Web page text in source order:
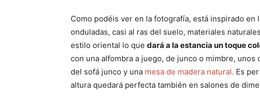
Como podéis ver en la fotografía, está inspirado
onduladas, casi al ras del suelo, materiales
estilo oriental lo que dará a la estancia un toque
con una alfombra a juego, de junco o mimbre,
del sofá junco y una mesa de madera natural. Es
altura quedará perfecta también en salones de